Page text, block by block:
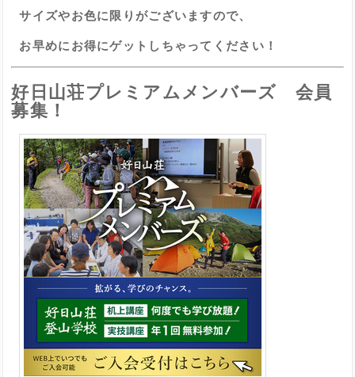
サイズやお色に限りがございますので、
お早めにお得にゲットしちゃってください！
好日山荘プレミアムメンバーズ 会員
募集！